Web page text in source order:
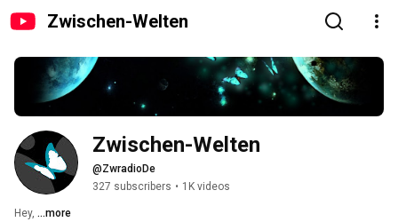
Zwischen-Welten
Zwischen-Welten
@ZwradioDe
327 subscribers • 1K videos
Hey, ...more